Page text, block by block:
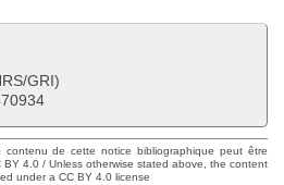
GRI)
contenu de cette notice bibliographique peut être
4.0 / Unless otherwise stated above, the content
under a CC BY 4.0 license